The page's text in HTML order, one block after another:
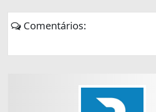
Comentários: